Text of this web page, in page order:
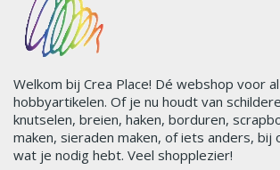
Welkom bij Crea Place! Dé webshop voor
hobbyartikelen. Of je nu houdt van
knutselen, breien, haken, borduren,
maken, sieraden maken, of iets anders, bij
wat je nodig hebt. Veel shopplezier!